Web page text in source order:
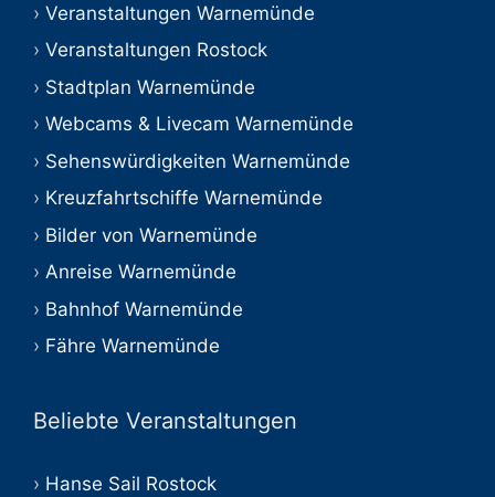
Veranstaltungen Warnemünde
Veranstaltungen Rostock
Stadtplan Warnemünde
Webcams & Livecam Warnemünde
Sehenswürdigkeiten Warnemünde
Kreuzfahrtschiffe Warnemünde
Bilder von Warnemünde
Anreise Warnemünde
Bahnhof Warnemünde
Fähre Warnemünde
Beliebte Veranstaltungen
Hanse Sail Rostock